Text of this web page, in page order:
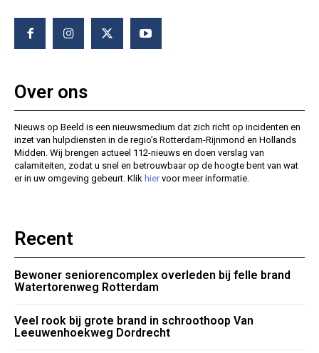
Over ons
Nieuws op Beeld is een nieuwsmedium dat zich richt op incidenten en
inzet van hulpdiensten in de regio’s Rotterdam-Rijnmond en Hollands
Midden. Wij brengen actueel 112-nieuws en doen verslag van
calamiteiten, zodat u snel en betrouwbaar op de hoogte bent van wat
er in uw omgeving gebeurt. Klik hiervoor meer informatie.
Recent
Bewoner seniorencomplex overleden bij felle brand
Watertorenweg Rotterdam
Veel rook bij grote brand in schroothoop Van
Leeuwenhoekweg Dordrecht